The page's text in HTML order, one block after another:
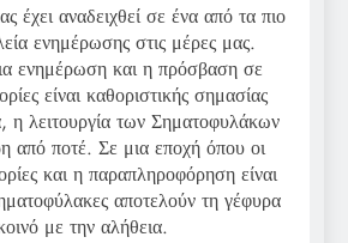
έχει αναδειχθεί σε ένα από τα πιο
ενημέρωσης στις μέρες μας.
ενημέρωση και η πρόσβαση σε
είναι καθοριστικής σημασίας
η λειτουργία των Σηματοφυλάκων
από ποτέ. Σε μια εποχή όπου οι
και η παραπληροφόρηση είναι
αποτελούν τη γέφυρα
με την αλήθεια.